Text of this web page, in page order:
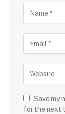
Save my
for the next